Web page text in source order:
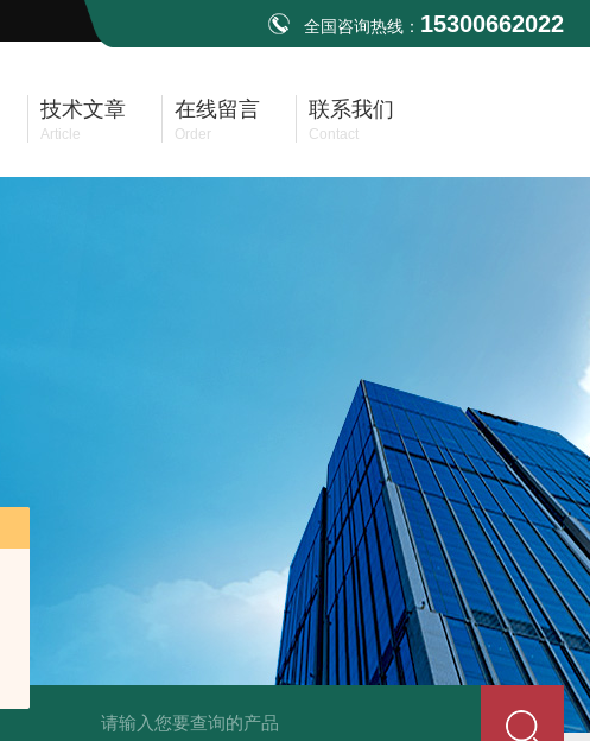
全国咨询热线： 15300662022
技术文章
Article
在线留言
Order
联系我们
Contact
SCS食品厂不锈钢电子地磅 3吨可冲洗电子平台秤 带检重报警输送线75kg